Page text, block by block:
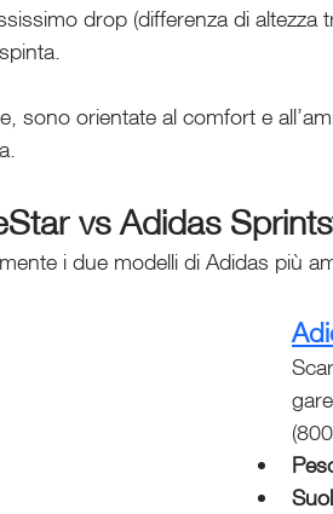
drop (differenza di altezza
sono orientate al comfort e
vs Adidas
i due modelli di Adidas più